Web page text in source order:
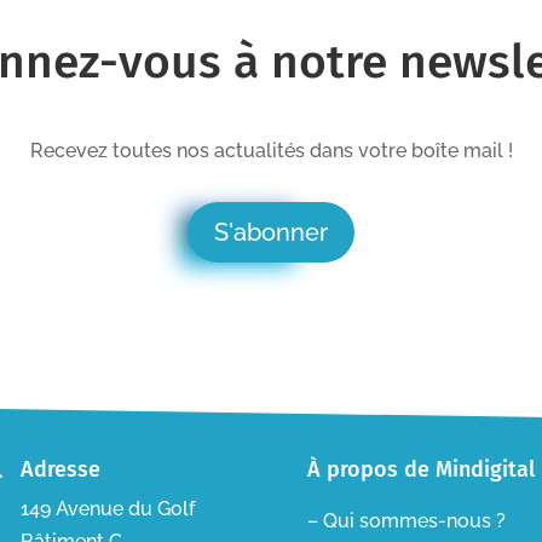
vous à notre
Recevez toutes nos actualités dans votre boîte mail !
S'abonner
Adresse
149 Avenue du Golf
À propos de Mindigital
– Qui sommes-nous ?